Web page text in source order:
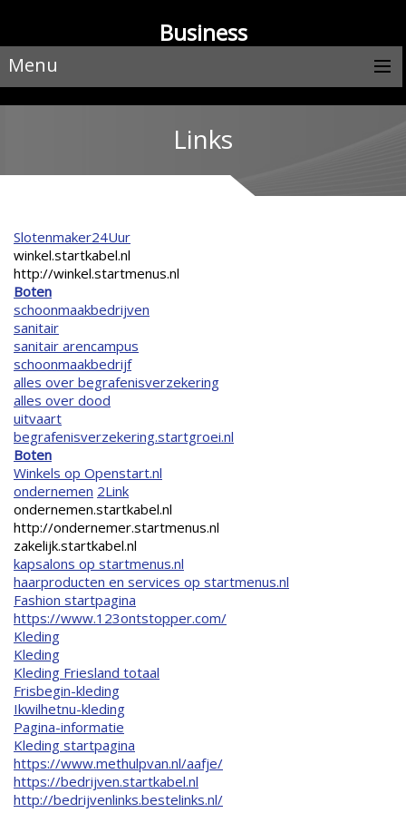
Business
Menu
Links
Slotenmaker24Uur
winkel.startkabel.nl
http://winkel.startmenus.nl
Boten
schoonmaakbedrijven
sanitair
sanitair arencampus
schoonmaakbedrijf
alles over begrafenisverzekering
alles over dood
uitvaart
begrafenisverzekering.startgroei.nl
Boten
Winkels op Openstart.nl
ondernemen 2Link
ondernemen.startkabel.nl
http://ondernemer.startmenus.nl
zakelijk.startkabel.nl
kapsalons op startmenus.nl
haarproducten en services op startmenus.nl
Fashion startpagina
https://www.123ontstopper.com/
Kleding
Kleding
Kleding Friesland totaal
Frisbegin-kleding
Ikwilhetnu-kleding
Pagina-informatie
Kleding startpagina
https://www.methulpvan.nl/aafje/
https://bedrijven.startkabel.nl
http://bedrijvenlinks.bestelinks.nl/